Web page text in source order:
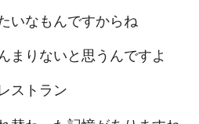
いなもんですからね
まりないと思うんですよ
ストラン